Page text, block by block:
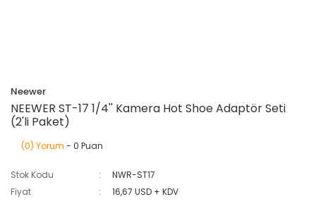
Neewer
NEEWER ST-17 1/4'' Kamera Hot Shoe Adaptör Seti
(2'li Paket)
(0) Yorum - 0 Puan
Stok Kodu
NWR-ST17
Fiyat
16,67 USD + KDV